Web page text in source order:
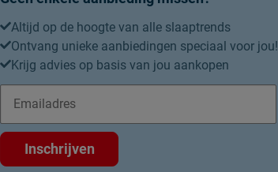
Altijd op de hoogte van alle slaaptrends
Ontvang unieke aanbiedingen speciaal voor jou!
Krijg advies op basis van jou aankopen
Inschrijven